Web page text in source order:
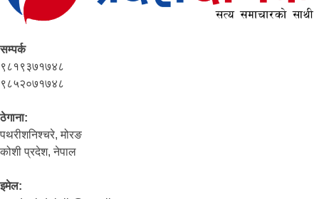
सम्पर्क
९८१९३७१७४८
९८५२०७१७४८
ठेगाना:
पथरीशनिश्‍चरे, मोरङ
कोशी प्रदेश, नेपाल
इमेल: